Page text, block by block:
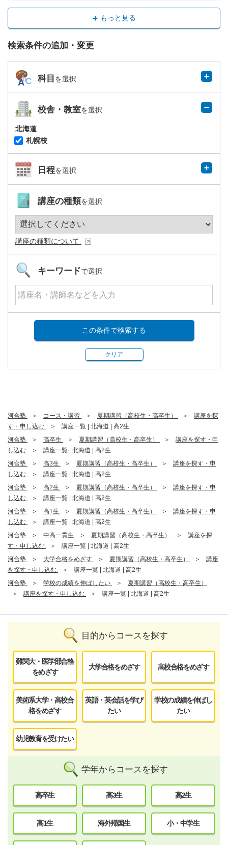
もっと見る
検索条件の追加・変更
科目 を選択
校舎・教室を選択
北海道
札幌校
日程を選択
講座の種類を選択
講座の種類について
キーワードで選択
この条件で検索する
クリア
河合塾 コース・講習 夏期講習（高校生・高卒生）
講座を探
す・申し込む
講座一覧 | 北海道 | 高2生
河合塾
高卒生 夏期講習（高校生・高卒生）
講座を探す・申
し込む
講座一覧 | 北海道 | 高2生
河合塾
高3生 夏期講習（高校生・高卒生）
講座を探す・申
し込む
講座一覧 | 北海道 | 高2生
河合塾
高2生 夏期講習（高校生・高卒生）
講座を探す・申
し込む
講座一覧 | 北海道 | 高2生
河合塾
高1生 夏期講習（高校生・高卒生）
講座を探す・申
し込む
講座一覧 | 北海道 | 高2生
河合塾
中高一貫生 夏期講習（高校生・高卒生）
講座を探
す・申し込む
講座一覧 | 北海道 | 高2生
河合塾
大学合格をめざす 夏期講習（高校生・高卒生）
講座
を探す・申し込む
講座一覧 | 北海道 | 高2生
河合塾
学校の成績を伸ばしたい
夏期講習（高校生・高卒生）
講座を探す・申し込む
講座一覧 | 北海道 | 高2生
目的からコースを探す
難関大・医学部合格
をめざす
大学合格をめざす 高校合格をめざす
美術系大学・高校合
格をめざす
英語・英会話を学び
たい
学校の成績を伸ばし
たい
幼児教育を受けたい
学年からコースを探す
高卒生 高3生 高2生
高1生 海外帰国生 小・中学生